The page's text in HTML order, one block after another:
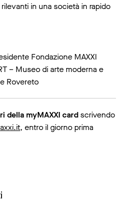
in una società in rapido
Fondazione MAXXI
– Museo di arte moderna e
Rovereto
della myMAXXI cardscrivendo
, entro il giorno prima